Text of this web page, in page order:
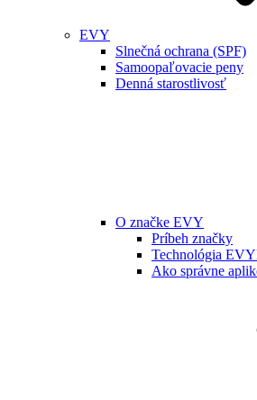
EVY
Slnečná ochrana (SPF)
Samoopaľovacie peny
Denná starostlivosť
O značke EVY
Príbeh značky
Technológia
Ako správne